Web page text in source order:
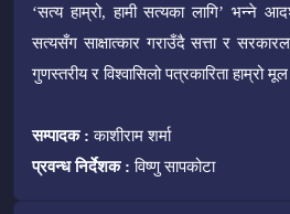
‘सत्य हाम्रो, हामी सत्यका लागि’ भन्ने
सत्यसँग साक्षात्कार गराउँदै सत्ता र
गुणस्तरीय र विश्वासिलो पत्रकारिता हाम्रो
सम्पादक : काशीराम शर्मा
प्रवन्ध निर्देशक : विष्णु सापकोटा